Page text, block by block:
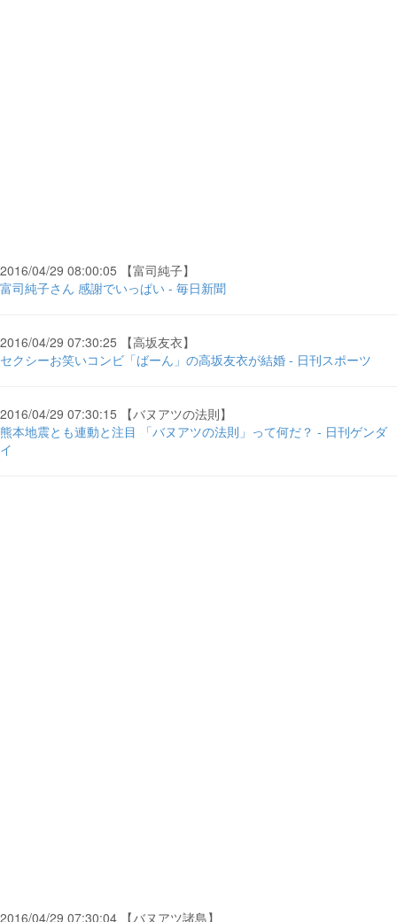
2016/04/29 08:00:05 【富司純子】
富司純子さん 感謝でいっぱい - 毎日新聞
2016/04/29 07:30:25 【高坂友衣】
セクシーお笑いコンビ「ばーん」の高坂友衣が結婚 - 日刊スポーツ
2016/04/29 07:30:15 【バヌアツの法則】
熊本地震とも連動と注目 「バヌアツの法則」って何だ？ - 日刊ゲンダ
イ
2016/04/29 07:30:04 【バヌアツ諸島】